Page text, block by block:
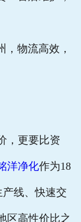
物流高效，
，更要比资
洋净化作为18
线、快速交
区高性价比之